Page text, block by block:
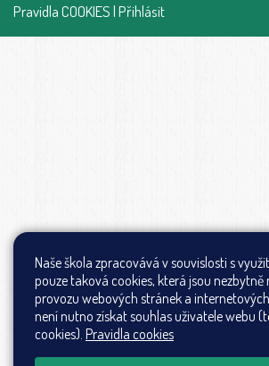
Pravidla COOKIES|Přihlásit
Naše škola zpracovává v souvislosti s
pouze taková cookies, která jsou
provozu webových stránek a
není nutno získat souhlas uživatele webu
cookies). Pravidla cookies